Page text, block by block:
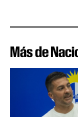
Más de